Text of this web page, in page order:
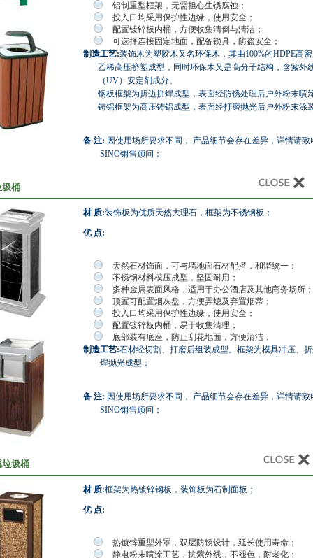
铝制重型框架，无需担心生锈腐蚀；
投入口均采用保护性边缘，使用安全；
配置镀锌板内桶，方便收集清倒与清洁；
可选择连接固定地面，配备锁具，防盗安全；
制造工艺:装饰木为塑胶木又名环保木，其由100%的HDPE高
乙稀高压挤塑成型，同时环保木又是高分子结构，含紫外
（UV）安定剂成分。
钢板框架为折边拼焊成型，表面经防锈处理后户外粉末喷涂
铸铝框架为高压铸铝成型，表面经打磨抛光后户外粉末涂装
备 注: 因使用场所要求不同， 产品细节会存在差异，详情请致
SINO销售顾问；
圾桶
材 质:装饰板为优质天然大理石，框架为不锈钢板；
优 点:
天然石材饰面，可与墙地面石材配搭，和谐统一；
不锈钢材料模压成型，坚固耐用；
多种金属表面风格，适用于办公酒店及其他商务场所；
顶置可配置烟灰盘，方便弄熄及弃置烟蒂；
投入口均采用保护性边缘，使用安全；
配置镀锌板内桶，易于收集清理；
底部装有底座，防止刮花地面，方便清洁；
制造工艺:石材经切割、打磨后组装成型。框架为模具冲压、
焊抛光成型；
备 注: 因使用场所要求不同， 产品细节会存在差异，详情请致
SINO销售顾问；
垃圾桶
材 质:框架为热镀锌钢板，装饰板为石制面板；
优 点:
热镀锌重型外罩，双层防锈设计，延长使用寿命；
静电粉末喷涂工艺，抗紫外线，不褪色，耐老化；